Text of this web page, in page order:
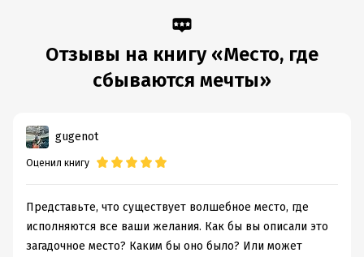
Дата поступления:
24 января 2025
Время на чтение:
Отзывы на книгу «Место, где
сбываются мечты»
gugenot
Оценил книгу
Представьте, что существует волшебное место, где
исполняются все ваши желания. Как бы вы описали это
загадочное место? Каким бы оно было? Или может